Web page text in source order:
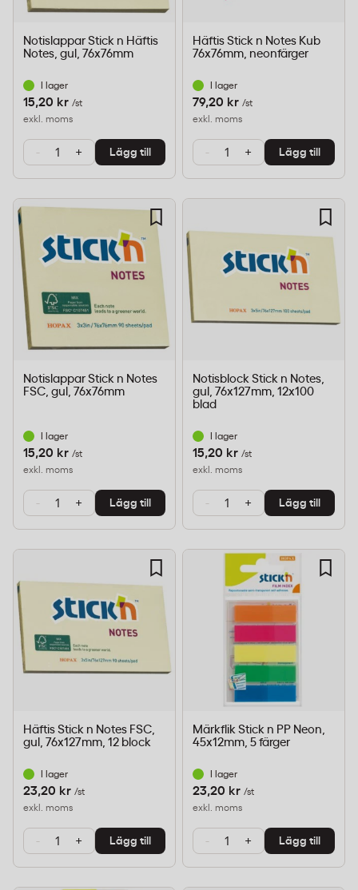
Notislappar Stick n Häftis
Notes, gul, 76x76mm
I lager
15,20 kr /st
exkl. moms
- + Lägg till
Häftis Stick n Notes Kub
76x76mm, neonfärger
I lager
79,20 kr /st
exkl. moms
- + Lägg till
Notislappar Stick n Notes
FSC, gul, 76x76mm
I lager
15,20 kr /st
exkl. moms
- + Lägg till
Notisblock Stick n Notes,
gul, 76x127mm, 12x100
blad
I lager
15,20 kr /st
exkl. moms
- + Lägg till
Häftis Stick n Notes FSC,
gul, 76x127mm, 12 block
I lager
23,20 kr /st
exkl. moms
- + Lägg till
Märkflik Stick n PP Neon,
45x12mm, 5 färger
I lager
23,20 kr /st
exkl. moms
- + Lägg till